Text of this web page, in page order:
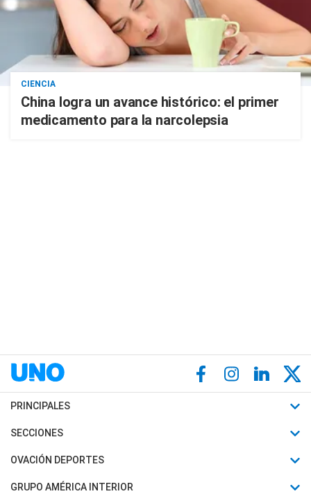
CIENCIA
China logra un avance histórico: el primer
medicamento para la narcolepsia
PRINCIPALES
Últimas Noticias
Política
SECCIONES
Horóscopo
Motores
OVACIÓN DEPORTES
Fútbol
GRUPO AMÉRICA INTERIOR